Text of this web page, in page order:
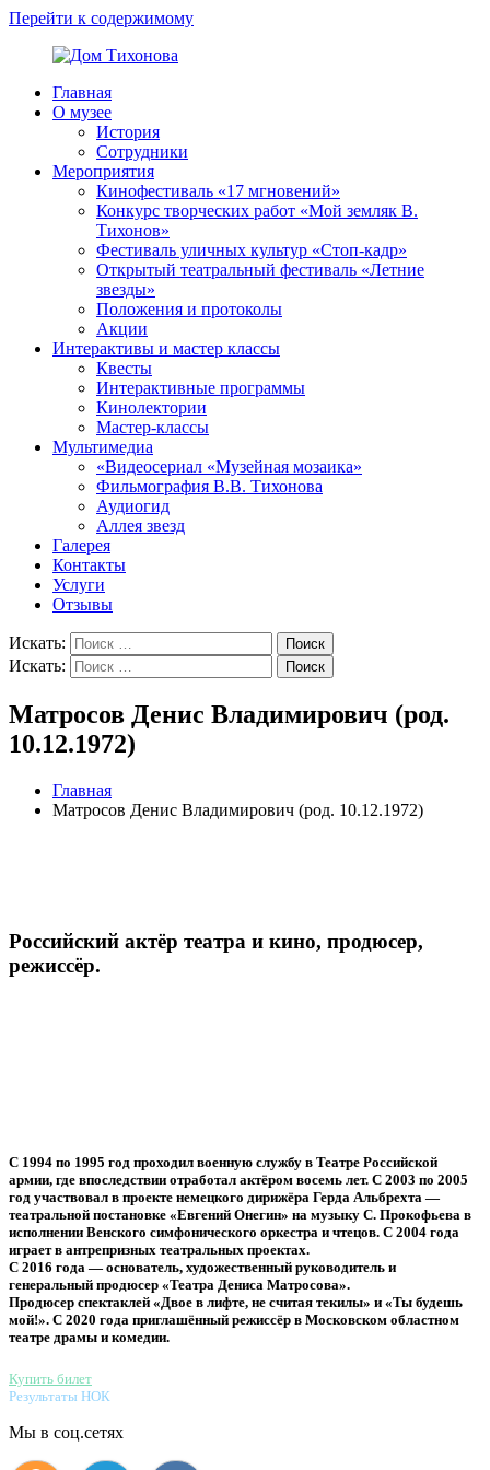
Перейти к содержимому
Дом
Тихонова
ППМВК
Главная
О музее
История
Сотрудники
Мероприятия
Кинофестиваль «17 мгновений»
Конкурс творческих работ «Мой земляк В.
Тихонов»
Фестиваль уличных культур «Стоп-кадр»
Открытый театральный фестиваль «Летние
звезды»
Положения и протоколы
Акции
Интерактивы и мастер классы
Квесты
Интерактивные программы
Кинолектории
Мастер-классы
Мультимедиа
«Видеосериал «Музейная мозаика»
Фильмография В.В. Тихонова
Аудиогид
Аллея звезд
Галерея
Контакты
Услуги
Отзывы
Искать: Поиск
Искать: Поиск
Матросов Денис Владимирович (род.
10.12.1972)
Главная
Матросов Денис Владимирович (род. 10.12.1972)
Российский актёр театра и кино, продюсер,
режиссёр.
С 1994 по 1995 год проходил военную службу в Театре Российской
армии, где впоследствии отработал актёром восемь лет. С 2003 по 2005
год участвовал в проекте немецкого дирижёра Герда Альбрехта —
театральной постановке «Евгений Онегин» на музыку С. Прокофьева в
исполнении Венского симфонического оркестра и чтецов. С 2004 года
играет в антрепризных театральных проектах.
С 2016 года — основатель, художественный руководитель и
генеральный продюсер «Театра Дениса Матросова».
Продюсер спектаклей «Двое в лифте, не считая текилы» и «Ты будешь
мой!». С 2020 года приглашённый режиссёр в Московском областном
театре драмы и комедии.
Купить билет
Результаты НОК
Мы в соц.сетях